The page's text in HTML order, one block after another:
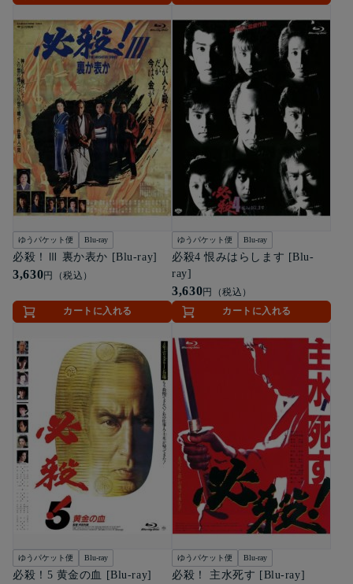
ゆうパケット便 Blu-ray
必殺！Ⅲ 裏か表か [Blu-ray]
3,630円（税込）
カートに入れる
ゆうパケット便 Blu-ray
必殺4 恨みはらします [Blu-
ray]
3,630円（税込）
カートに入れる
ゆうパケット便 Blu-ray
必殺！5 黄金の血 [Blu-ray]
ゆうパケット便 Blu-ray
必殺！ 主水死す [Blu-ray]